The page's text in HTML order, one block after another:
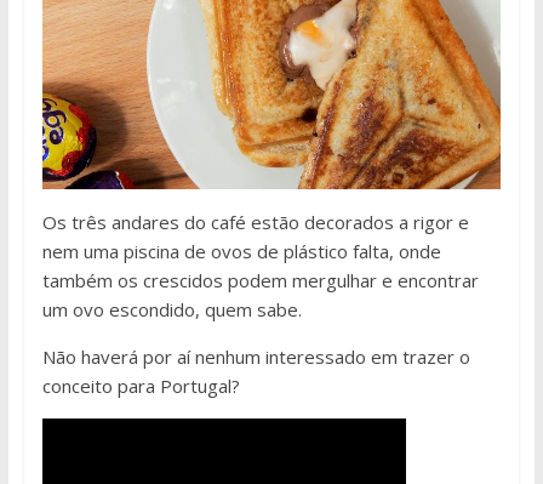
Os três andares do café estão decorados a rigor e
nem uma piscina de ovos de plástico falta, onde
também os crescidos podem mergulhar e encontrar
um ovo escondido, quem sabe.
Não haverá por aí nenhum interessado em trazer o
conceito para Portugal?